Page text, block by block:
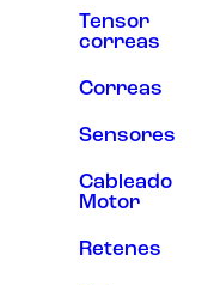
Tensor
correas
Correas
Sensores
Cableado
Motor
Retenes
Al compartir tus
comportamiento
mientras visitas
aumentas la
posibilidad de
ofertas
personalizados.